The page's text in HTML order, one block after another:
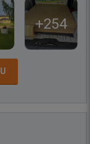
+254